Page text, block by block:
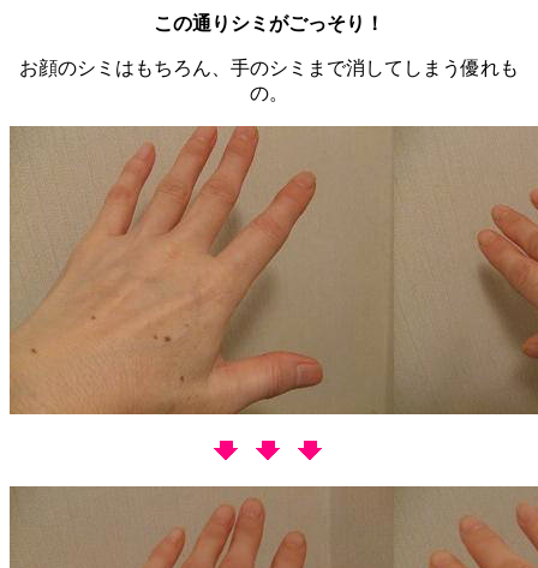
この通りシミがごっそり！
お顔のシミはもちろん、手のシミまで消してしまう優れも
の。